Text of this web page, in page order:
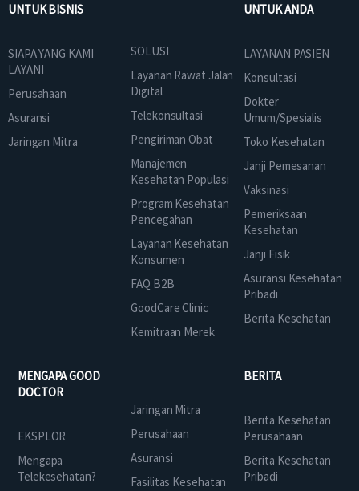
UNTUK BISNIS
SIAPA YANG KAMI
LAYANI
Perusahaan
Asuransi
Jaringan Mitra
SOLUSI
Layanan Rawat Jalan
Digital
Telekonsultasi
Pengiriman Obat
Manajemen
Kesehatan Populasi
Program Kesehatan
Pencegahan
Layanan Kesehatan
Konsumen
FAQ B2B
GoodCare Clinic
Kemitraan Merek
UNTUK ANDA
LAYANAN PASIEN
Konsultasi
Dokter
Umum/Spesialis
Toko Kesehatan
Janji Pemesanan
Vaksinasi
Pemeriksaan
Kesehatan
Janji Fisik
Asuransi Kesehatan
Pribadi
Berita Kesehatan
MENGAPA GOOD
DOCTOR
EKSPLOR
Mengapa
Telekesehatan?
Jaringan Mitra
Perusahaan
Asuransi
Fasilitas Kesehatan
BERITA
Berita Kesehatan
Perusahaan
Berita Kesehatan
Pribadi